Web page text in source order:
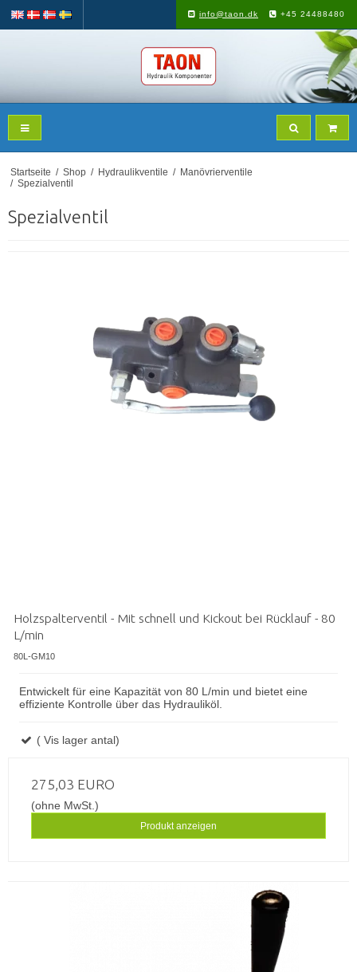
info@taon.dk +45 24488480
Startseite / Shop / Hydraulikventile / Manövrierventile
/ Spezialventil
Spezialventil
Holzspalterventil - Mit schnell und Kickout bei Rücklauf - 80
L/min
80L-GM10
Entwickelt für eine Kapazität von 80 L/min und bietet eine
effiziente Kontrolle über das Hydrauliköl.
( Vis lager antal)
275,03 EURO
(ohne MwSt.)
Produkt anzeigen